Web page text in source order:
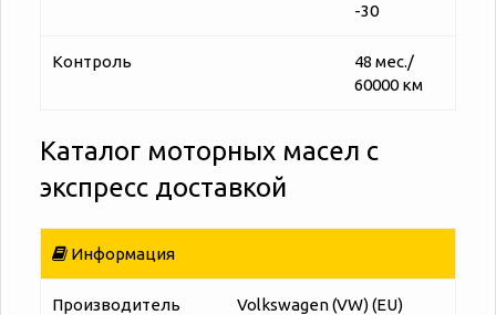
-30
Контроль
48 мес./
60000 км
Каталог моторных масел с
экспресс доставкой
Информация
Производитель Volkswagen (VW) (EU)